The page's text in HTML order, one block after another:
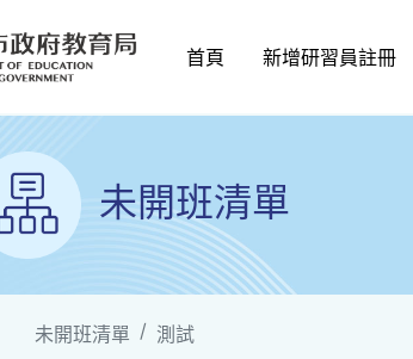
首頁 新增研習員註冊
未開班清單
未開班清單
測試